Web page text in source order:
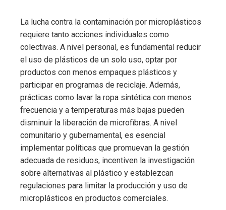
La lucha contra la contaminación por microplásticos
requiere tanto acciones individuales como
colectivas. A nivel personal, es fundamental reducir
el uso de plásticos de un solo uso, optar por
productos con menos empaques plásticos y
participar en programas de reciclaje. Además,
prácticas como lavar la ropa sintética con menos
frecuencia y a temperaturas más bajas pueden
disminuir la liberación de microfibras. A nivel
comunitario y gubernamental, es esencial
implementar políticas que promuevan la gestión
adecuada de residuos, incentiven la investigación
sobre alternativas al plástico y establezcan
regulaciones para limitar la producción y uso de
microplásticos en productos comerciales.